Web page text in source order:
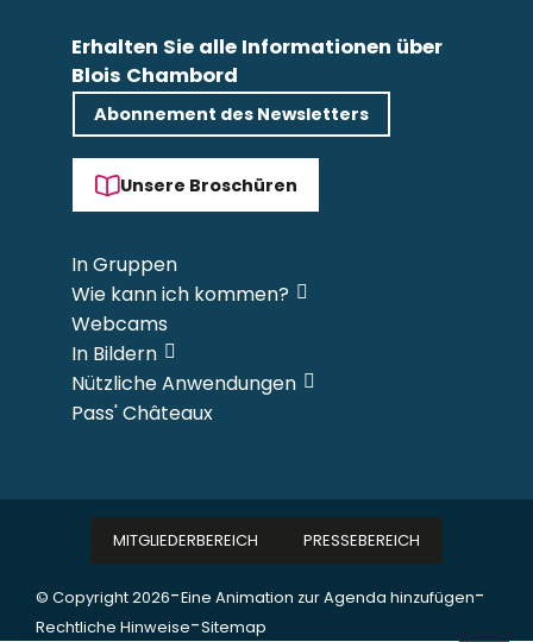
Erhalten Sie alle Informationen über
Blois Chambord
Abonnement des Newsletters
Unsere Broschüren
In Gruppen
Wie kann ich kommen?
Webcams
In Bildern
Nützliche Anwendungen
Pass' Châteaux
© Copyright 2026-Eine Animation zur Agenda hinzufügen-
Rechtliche Hinweise-Sitemap
MITGLIEDERBEREICH PRESSEBEREICH